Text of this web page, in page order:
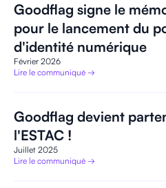
Goodflag signe le
pour le lancement du
d'identité numérique
Février 2026
Lire le communiqué →
Goodflag devient
l'ESTAC !
Juillet 2025
Lire le communiqué →